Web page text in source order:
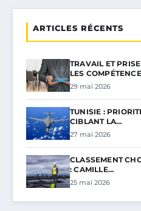
ARTICLES RÉCENTS
TRAVAIL ET
LES
29 mai 2026
TUNISIE :
CIBLANT LA…
27 mai 2026
CLASSEMENT
: CAMILLE…
25 mai 2026